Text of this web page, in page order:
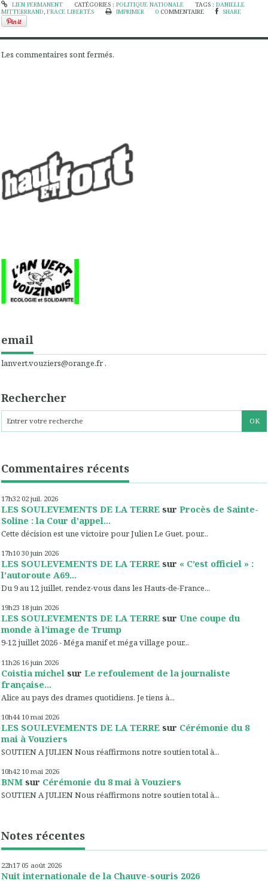
LIEN PERMANENT CATÉGORIES : POLITIQUE NATIONALE TAGS :DANIELLE
MITTERRRAND, FRACE LIBERTÉS IMPRIMER 0 COMMENTAIRE SHARE
Les commentaires sont fermés.
email
lanvert.vouziers@orange.fr .
Rechercher
Commentaires récents
17h32 02 juil. 2026
LES SOULEVEMENTS DE LA TERRE sur Procès de Sainte-
Soline : la Cour d'appel...
Cette décision est une victoire pour Julien Le Guet, pour...
17h10 30 juin 2026
LES SOULEVEMENTS DE LA TERRE sur « C’est officiel » :
l’autoroute A69...
Du 9 au 12 juillet, rendez-vous dans les Hauts-de-France...
19h23 18 juin 2026
LES SOULEVEMENTS DE LA TERRE sur Une coupe du
monde à l’image de Trump
9-12 juillet 2026 - Méga manif et méga village pour...
11h26 16 juin 2026
Coistia michel sur Le refoulement de la journaliste
française...
Alice au pays des drames quotidiens. Je tiens à...
10h44 10 mai 2026
LES SOULEVEMENTS DE LA TERRE sur Cérémonie du 8
mai à Vouziers
SOUTIEN A JULIEN Nous réaffirmons notre soutien total à...
10h42 10 mai 2026
BNM sur Cérémonie du 8 mai à Vouziers
SOUTIEN A JULIEN Nous réaffirmons notre soutien total à...
Notes récentes
22h17 05 août 2026
Nuit internationale de la Chauve-souris 2026